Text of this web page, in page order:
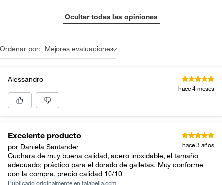
Ocultar todas las opiniones
Ordenar por: Mejores evaluaciones
Alessandro
hace 4 meses
Excelente producto
por Daniela Santander hace 3 años
Cuchara de muy buena calidad, acero inoxidable, el tamaño
adecuado; práctico para el dorado de galletas. Muy conforme
con la compra, precio calidad 10/10
Publicado originalmente en falabella.com